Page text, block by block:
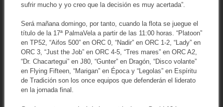
sufrir mucho y yo creo que la decisión es muy acertada”.
Será mañana domingo, por tanto, cuando la flota se juegue el
título de la 17ª PalmaVela a partir de las 11:00 horas. “Platoon”
en TP52, “Aifos 500” en ORC 0, “Nadir” en ORC 1-2, “Lady” en
ORC 3, “Just the Job” en ORC 4-5, “Tres mares” en ORC A2,
“Dr. Chacartegui” en J80, “Gunter” en Dragón, “Disco volante”
en Flying Fifteen, “Marigan” en Época y “Legolas” en Espíritu
de Tradición son los once equipos que defenderán el liderato
en la jornada final.